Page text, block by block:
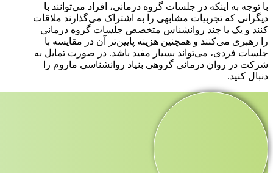
با توجه به اینکه در جلسات گروه درمانی، افراد می‌توانند با
دیگرانی که تجربیات مشابهی را به اشتراک می‌گذارند ملاقات
کنند و یک یا چند روانشناس متخصص جلسات گروه درمانی
را رهبری می‌کنند و همچنین هزینه پایین‌تر آن در مقایسه با
جلسات فردی، می‌تواند بسیار مفید باشد. در صورت تمایل به
شرکت در روان درمانی گروهی بنیاد روانشناسی ماروم را
دنبال کنید.